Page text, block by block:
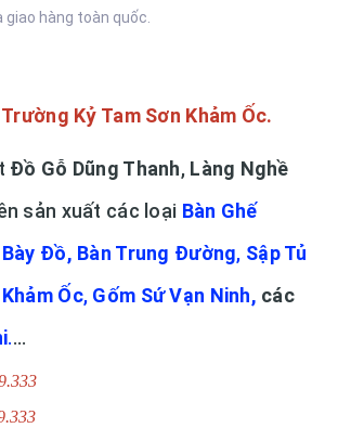
giao hàng toàn quốc.
Kỷ Tam Sơn Khảm Ốc.
Đồ Gỗ Dũng Thanh, Làng Nghề
sản xuất các loại Bàn Ghế
Đồ, Bàn Trung Đường, Sập Tủ
Ốc, Gốm Sứ Vạn Ninh, các
....